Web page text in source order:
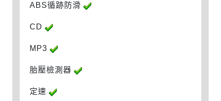
ABS循跡防滑
CD
MP3
胎壓檢測器
定速